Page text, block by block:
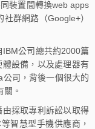
裝置間轉換web apps
群網路（Google+）
公司總共約2000篇
設備，以及處理器有
司，背後一個很大的
。
採取專利訴訟以取得
智慧型手機供應商，